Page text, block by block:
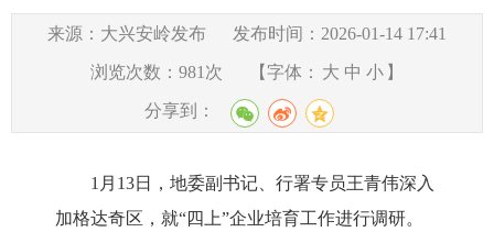
来源：大兴安岭发布 发布时间：2026-01-14 17:41
浏览次数： 981 次 【字体： 大 中 小 】
分享到：
1月13日，地委副书记、行署专员王青伟深入
加格达奇区，就“四上”企业培育工作进行调研。